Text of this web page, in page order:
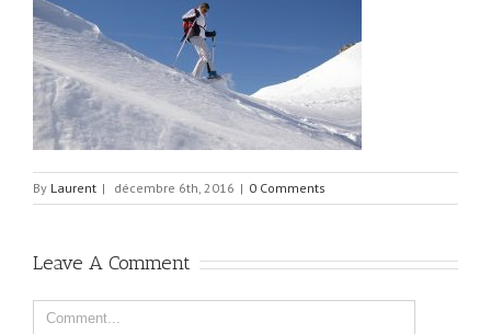
By Laurent | décembre 6th, 2016 | 0 Comments
Leave A Comment
Comment